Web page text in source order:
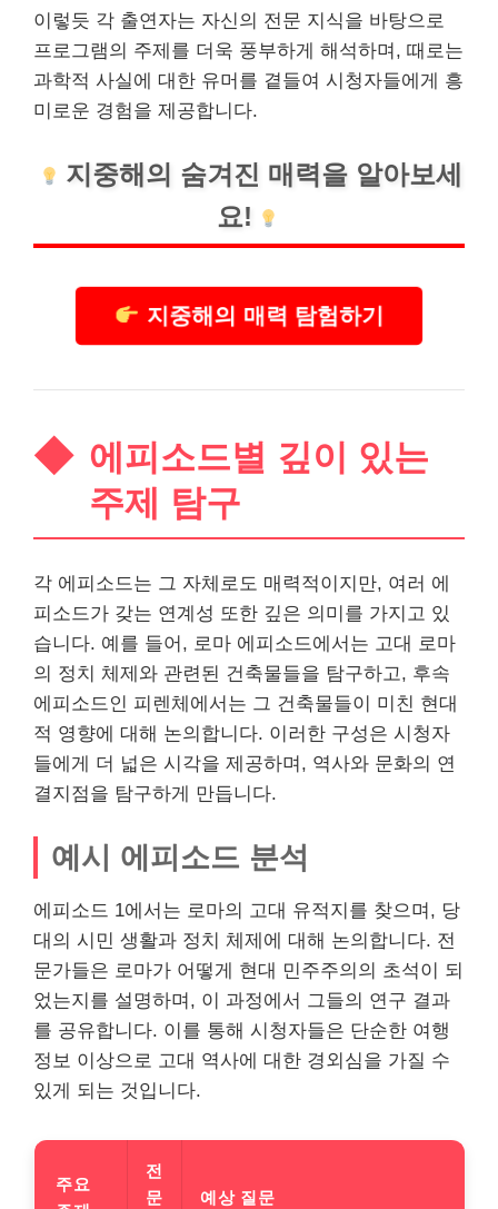
이렇듯 각 출연자는 자신의 전문 지식을 바탕으로
프로그램의 주제를 더욱 풍부하게 해석하며, 때로는
과학적 사실에 대한 유머를 곁들여 시청자들에게 흥
미로운 경험을 제공합니다.
지중해의 숨겨진 매력을 알아보세
요!
지중해의 매력 탐험하기
에피소드별 깊이 있는
주제 탐구
각 에피소드는 그 자체로도 매력적이지만, 여러 에
피소드가 갖는 연계성 또한 깊은 의미를 가지고 있
습니다. 예를 들어, 로마 에피소드에서는 고대 로마
의 정치 체제와 관련된 건축물들을 탐구하고, 후속
에피소드인 피렌체에서는 그 건축물들이 미친 현대
적 영향에 대해 논의합니다. 이러한 구성은 시청자
들에게 더 넓은 시각을 제공하며, 역사와 문화의 연
결지점을 탐구하게 만듭니다.
예시 에피소드 분석
에피소드 1에서는 로마의 고대 유적지를 찾으며, 당
대의 시민 생활과 정치 체제에 대해 논의합니다. 전
문가들은 로마가 어떻게 현대 민주주의의 초석이 되
었는지를 설명하며, 이 과정에서 그들의 연구 결과
를 공유합니다. 이를 통해 시청자들은 단순한 여행
정보 이상으로 고대 역사에 대한 경외심을 가질 수
있게 되는 것입니다.
주요
전
문
예상 질문